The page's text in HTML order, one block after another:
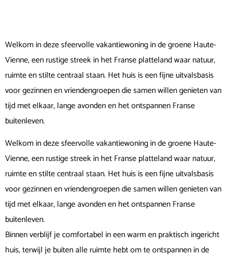
Welkom in deze sfeervolle vakantiewoning in de groene Haute-
Vienne, een rustige streek in het Franse platteland waar natuur,
ruimte en stilte centraal staan. Het huis is een fijne uitvalsbasis
voor gezinnen en vriendengroepen die samen willen genieten van
tijd met elkaar, lange avonden en het ontspannen Franse
buitenleven.
Welkom in deze sfeervolle vakantiewoning in de groene Haute-
Vienne, een rustige streek in het Franse platteland waar natuur,
ruimte en stilte centraal staan. Het huis is een fijne uitvalsbasis
voor gezinnen en vriendengroepen die samen willen genieten van
tijd met elkaar, lange avonden en het ontspannen Franse
buitenleven.
Binnen verblijf je comfortabel in een warm en praktisch ingericht
huis, terwijl je buiten alle ruimte hebt om te ontspannen in de